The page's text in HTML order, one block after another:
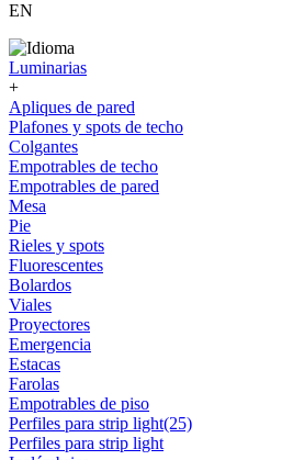
EN
Luminarias
+
Apliques de pared
Plafones y spots de techo
Colgantes
Empotrables de techo
Empotrables de pared
Mesa
Pie
Rieles y spots
Fluorescentes
Bolardos
Viales
Proyectores
Emergencia
Estacas
Farolas
Empotrables de piso
Perfiles para strip light(25)
Perfiles para strip light